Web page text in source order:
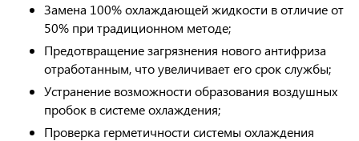
Замена 100% охлаждающей жидкости в отличие от
50% при традиционном методе;
Предотвращение загрязнения нового антифриза
отработанным, что увеличивает его срок службы;
Устранение возможности образования воздушных
пробок в системе охлаждения;
Проверка герметичности системы охлаждения